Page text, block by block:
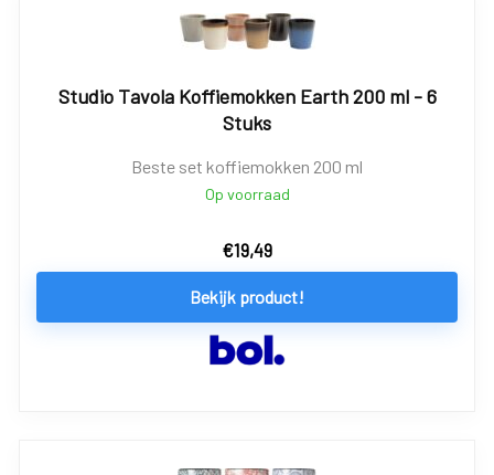
Studio Tavola Koffiemokken Earth 200 ml - 6
Stuks
Beste set koffiemokken 200 ml
Op voorraad
€19,49
Bekijk product!